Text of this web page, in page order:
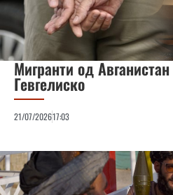
Мигранти од
Гевгелиско
21/07/202617:03